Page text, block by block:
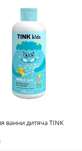
ванни дитяча TINK